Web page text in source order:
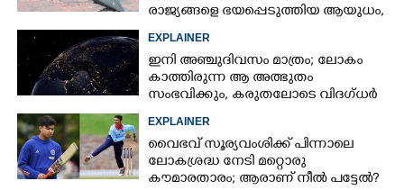
രാജ്യങ്ങളെ ഭയപ്പെടുത്തിയ ആയുധം,​
ഇന്ത്യ നിർമ്മിച്ച എണ്ണം 100ലേക്ക്
EXPLAINER
ഇനി അഞ്ചുദിവസം മാത്രം; ലോകം
കാത്തിരുന്ന ആ അത്ഭുതം
സംഭവിക്കും, കരുതലോടെ വിദഗ്ധർ
EXPLAINER
വൈഭവ് സൂര്യവംശിക്ക് പിന്നാലെ
ലോകശ്രദ്ധ നേടി മറ്റൊരു
കൗമാരതാരം; ആരാണ് നീൽ പട്ടേൽ?